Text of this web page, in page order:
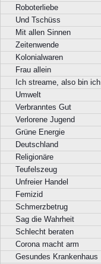
Roboterliebe
Und Tschüss
Mit allen Sinnen
Zeitenwende
Kolonialwaren
Frau allein
Ich streame, also bin ich
Umwelt
Verbranntes Gut
Verlorene Jugend
Grüne Energie
Deutschland
Religionäre
Teufelszeug
Unfreier Handel
Femizid
Schmerzbetrug
Sag die Wahrheit
Schlecht beraten
Corona macht arm
Gesundes Krankenhaus